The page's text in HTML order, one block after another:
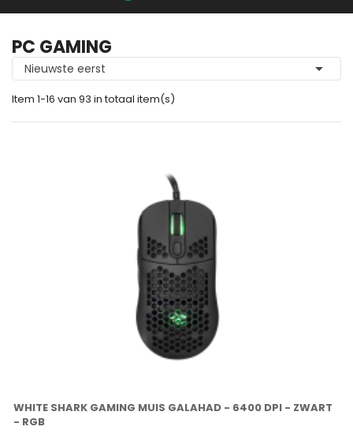
PC GAMING
Nieuwste eerst 
Item 1-16 van 93 in totaal item(s)
WHITE SHARK GAMING MUIS GALAHAD - 6400 DPI - ZWART
- RGB